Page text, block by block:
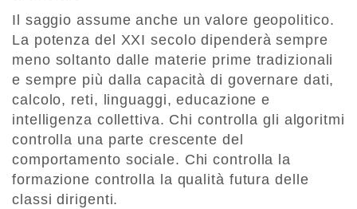
Il saggio assume anche un valore geopolitico.
La potenza del XXI secolo dipenderà sempre
meno soltanto dalle materie prime tradizionali
e sempre più dalla capacità di governare dati,
calcolo, reti, linguaggi, educazione e
intelligenza collettiva. Chi controlla gli algoritmi
controlla una parte crescente del
comportamento sociale. Chi controlla la
formazione controlla la qualità futura delle
classi dirigenti.